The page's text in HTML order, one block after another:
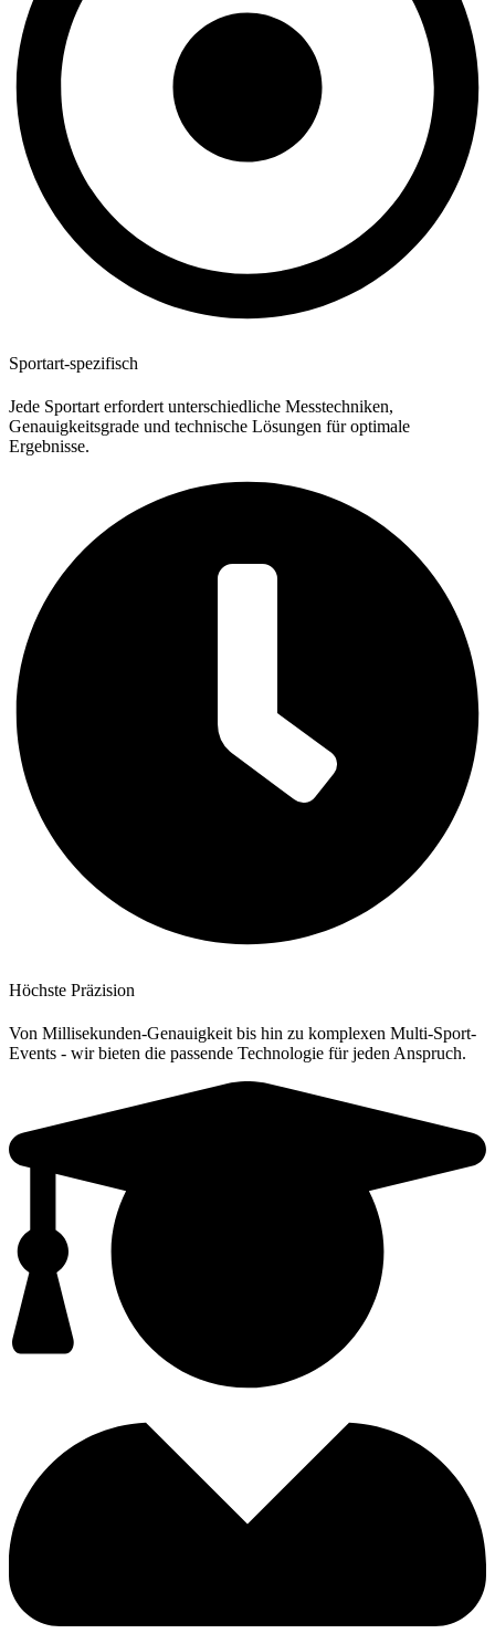
Sportart-spezifisch
Jede Sportart erfordert unterschiedliche Messtechniken,
Genauigkeitsgrade und technische Lösungen für optimale
Ergebnisse.
Höchste Präzision
Von Millisekunden-Genauigkeit bis hin zu komplexen Multi-Sport-
Events - wir bieten die passende Technologie für jeden Anspruch.